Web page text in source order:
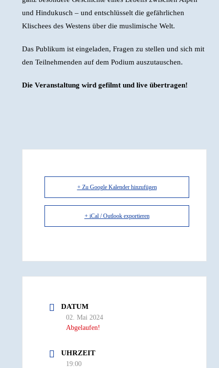
und Hindukusch – und entschlüsselt die gefährlichen
Klischees des Westens über die muslimische Welt.
Das Publikum ist eingeladen, Fragen zu stellen und sich mit
den Teilnehmenden auf dem Podium auszutauschen.
Die Veranstaltung wird gefilmt und live übertragen!
+ Zu Google Kalender hinzufügen
+ iCal / Outlook exportieren
DATUM
02. Mai 2024
Abgelaufen!
UHRZEIT
19:00